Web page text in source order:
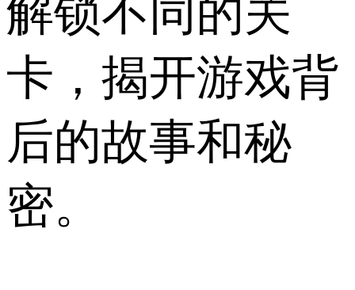
解锁不同的关
卡，揭开游戏背
后的故事和秘
密。